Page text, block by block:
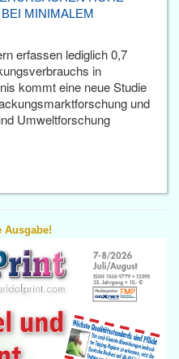
MINIMALEM
erfassen lediglich 0,7
in
kommt eine neue Studie
und
Umweltforschung
Ausgabe!